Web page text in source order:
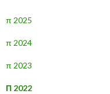
π 2025
π 2024
π 2023
Π 2022